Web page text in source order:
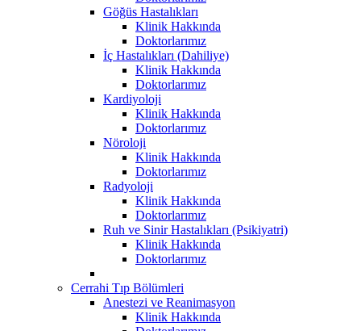
Göğüs Hastalıkları
Klinik Hakkında
Doktorlarımız
İç Hastalıkları (Dahiliye)
Klinik Hakkında
Doktorlarımız
Kardiyoloji
Klinik Hakkında
Doktorlarımız
Nöroloji
Klinik Hakkında
Doktorlarımız
Radyoloji
Klinik Hakkında
Doktorlarımız
Ruh ve Sinir Hastalıkları (Psikiyatri)
Klinik Hakkında
Doktorlarımız
Cerrahi Tıp Bölümleri
Anestezi ve Reanimasyon
Klinik Hakkında